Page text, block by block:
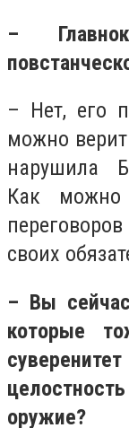
–
– Нет, его
можно
нарушила
Как можно
своих
– Вы
которые
оружие?